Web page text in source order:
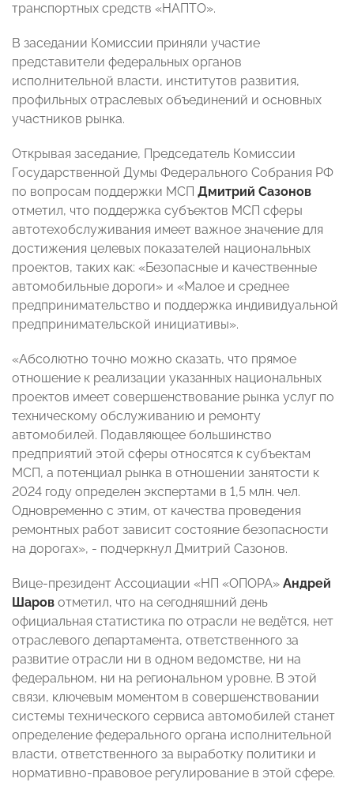
транспортных средств «НАПТО».
В заседании Комиссии приняли участие
представители федеральных органов
исполнительной власти, институтов развития,
профильных отраслевых объединений и основных
участников рынка.
Открывая заседание, Председатель Комиссии
Государственной Думы Федерального Собрания РФ
по вопросам поддержки МСП Дмитрий Сазонов
отметил, что поддержка субъектов МСП сферы
автотехобслуживания имеет важное значение для
достижения целевых показателей национальных
проектов, таких как: «Безопасные и качественные
автомобильные дороги» и «Малое и среднее
предпринимательство и поддержка индивидуальной
предпринимательской инициативы».
«Абсолютно точно можно сказать, что прямое
отношение к реализации указанных национальных
проектов имеет совершенствование рынка услуг по
техническому обслуживанию и ремонту
автомобилей. Подавляющее большинство
предприятий этой сферы относятся к субъектам
МСП, а потенциал рынка в отношении занятости к
2024 году определен экспертами в 1,5 млн. чел.
Одновременно с этим, от качества проведения
ремонтных работ зависит состояние безопасности
на дорогах», - подчеркнул Дмитрий Сазонов.
Вице-президент Ассоциации «НП «ОПОРА» Андрей
Шаров отметил, что на сегодняшний день
официальная статистика по отрасли не ведётся, нет
отраслевого департамента, ответственного за
развитие отрасли ни в одном ведомстве, ни на
федеральном, ни на региональном уровне. В этой
связи, ключевым моментом в совершенствовании
системы технического сервиса автомобилей станет
определение федерального органа исполнительной
власти, ответственного за выработку политики и
нормативно-правовое регулирование в этой сфере.